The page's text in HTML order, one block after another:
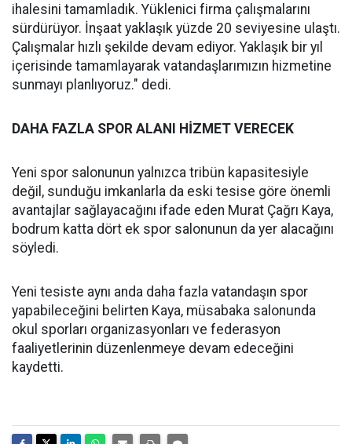
ihalesini tamamladık. Yüklenici firma çalışmalarını
sürdürüyor. İnşaat yaklaşık yüzde 20 seviyesine ulaştı.
Çalışmalar hızlı şekilde devam ediyor. Yaklaşık bir yıl
içerisinde tamamlayarak vatandaşlarımızın hizmetine
sunmayı planlıyoruz." dedi.
DAHA FAZLA SPOR ALANI HİZMET VERECEK
Yeni spor salonunun yalnızca tribün kapasitesiyle
değil, sunduğu imkanlarla da eski tesise göre önemli
avantajlar sağlayacağını ifade eden Murat Çağrı Kaya,
bodrum katta dört ek spor salonunun da yer alacağını
söyledi.
Yeni tesiste aynı anda daha fazla vatandaşın spor
yapabileceğini belirten Kaya, müsabaka salonunda
okul sporları organizasyonları ve federasyon
faaliyetlerinin düzenlenmeye devam edeceğini
kaydetti.